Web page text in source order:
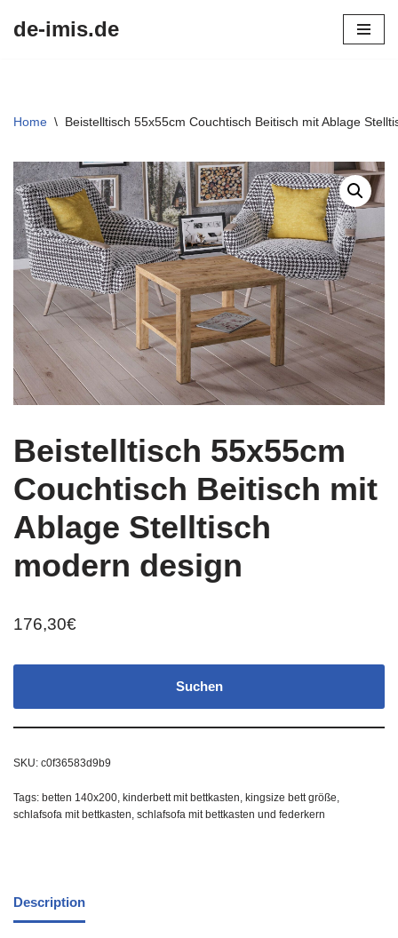
de-imis.de
Home \ Beistelltisch 55x55cm Couchtisch Beitisch mit Ablage
Beistelltisch 55x55cm
Couchtisch Beitisch mit
Ablage Stelltisch
modern design
176,30€
Suchen
SKU: c0f36583d9b9
Tags: betten 140x200, kinderbett mit bettkasten, kingsize bett größe,
schlafsofa mit bettkasten, schlafsofa mit bettkasten und federkern
Description